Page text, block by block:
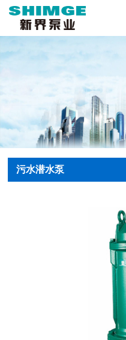
污水潜水泵